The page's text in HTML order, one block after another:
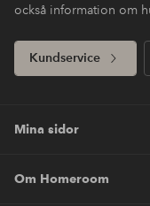
också information om
Kundservice
Mina sidor
Om Homeroom